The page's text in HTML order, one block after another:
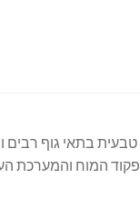
בתאי גוף רבים
המוח והמערכת